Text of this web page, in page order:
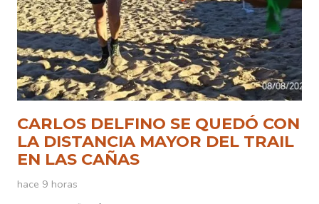
CARLOS DELFINO SE QUEDÓ CON
LA DISTANCIA MAYOR DEL TRAIL
EN LAS CAÑAS
hace 9 horas